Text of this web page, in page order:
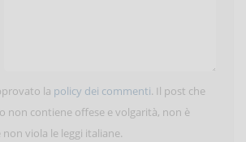
la policy dei commenti. Il post che
non contiene offese e volgarità, non è
viola le leggi italiane.